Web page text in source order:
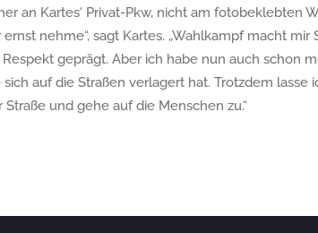
an Kartes‘ Privat-Pkw, nicht am fotobeklebten
nehme“, sagt Kartes. „Wahlkampf macht mir
geprägt. Aber ich habe nun auch schon
auf die Straßen verlagert hat. Trotzdem lasse
und gehe auf die Menschen zu.“